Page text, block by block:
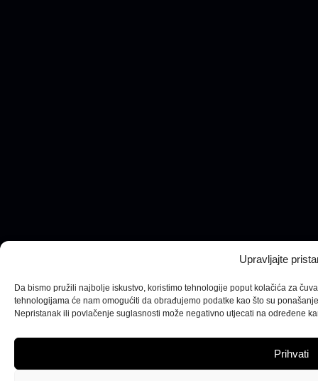
Upravljajte
Da bismo pružili najbolje iskustvo, koristimo tehnologije poput kolačića za
tehnologijama će nam omogućiti da obrađujemo podatke kao što su
Nepristanak ili povlačenje suglasnosti može negativno utjecati na određene
Prihvati